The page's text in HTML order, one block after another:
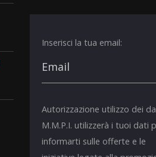
Inserisci la tua email:
Autorizzazione utilizzo dei
M.M.P.I. utilizzerà i tuoi dati
informarti sulle offerte e le